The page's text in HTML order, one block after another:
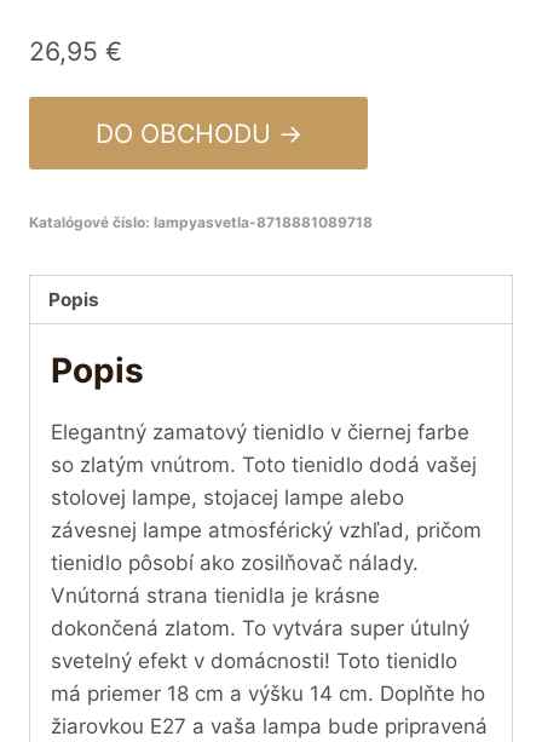
26,95 €
DO OBCHODU →
Katalógové číslo: lampyasvetla-8718881089718
Popis
Popis
Elegantný zamatový tienidlo v čiernej farbe
so zlatým vnútrom. Toto tienidlo dodá vašej
stolovej lampe, stojacej lampe alebo
závesnej lampe atmosférický vzhľad, pričom
tienidlo pôsobí ako zosilňovač nálady.
Vnútorná strana tienidla je krásne
dokončená zlatom. To vytvára super útulný
svetelný efekt v domácnosti! Toto tienidlo
má priemer 18 cm a výšku 14 cm. Doplňte ho
žiarovkou E27 a vaša lampa bude pripravená